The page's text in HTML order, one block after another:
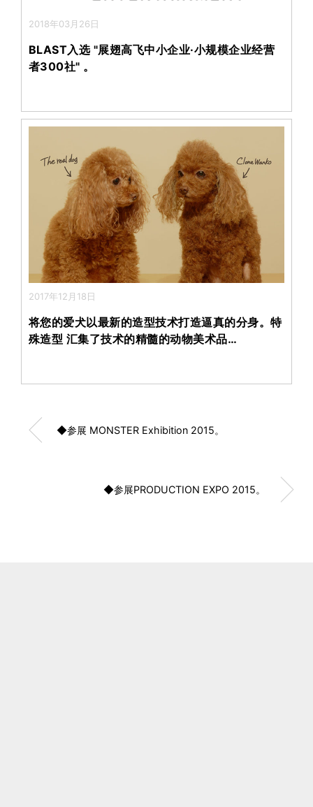
2018年03月26日
BLAST入选 "展翅高飞中小企业·小规模企业经营
者300社" 。
2017年12月18日
将您的爱犬以最新的造型技术打造逼真的分身。特
殊造型 汇集了技术的精髓的动物美术品…
◆参展 MONSTER Exhibition 2015。
◆参展PRODUCTION EXPO 2015。